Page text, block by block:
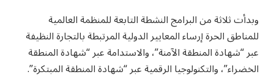
وبدأت ثلاثة من البرامج النشطة التابعة للمنظمة العالمية
للمناطق الحرة إرساء المعايير الدولية المرتبطة بالتجارة النظيفة
عبر “شهادة المنطقة الآمنة”، والاستدامة عبر “شهادة المنطقة
الخضراء”، والتكنولوجيا الرقمية عبر “شهادة المنطقة المبتكرة”.